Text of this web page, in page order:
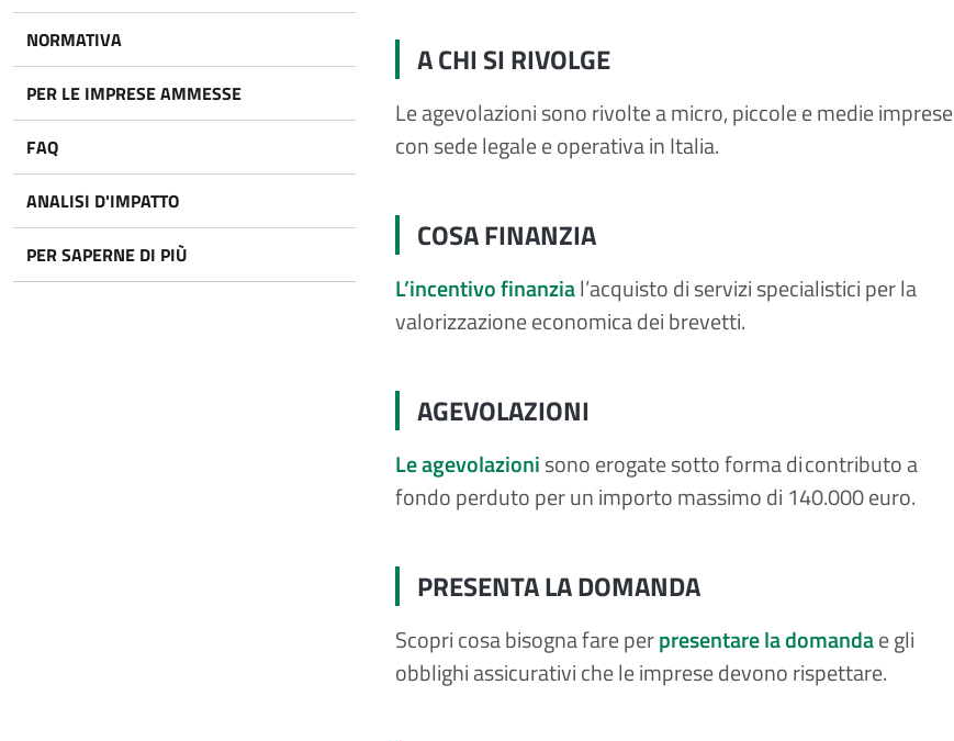
NORMATIVA
PER LE IMPRESE AMMESSE
FAQ
ANALISI D'IMPATTO
PER SAPERNE DI PIÙ
A CHI SI RIVOLGE
Le agevolazioni sono rivolte a micro, piccole e medie imprese
con sede legale e operativa in Italia.
COSA FINANZIA
L’incentivo finanzial’acquisto di servizi specialistici per la
valorizzazione economica dei brevetti.
AGEVOLAZIONI
Le agevolazionisono erogate sotto forma di contributo a
fondo perduto per un importo massimo di 140.000 euro.
PRESENTA LA DOMANDA
Scopri cosa bisogna fare perpresentare la domandae gli
obblighi assicurativi che le imprese devono rispettare.